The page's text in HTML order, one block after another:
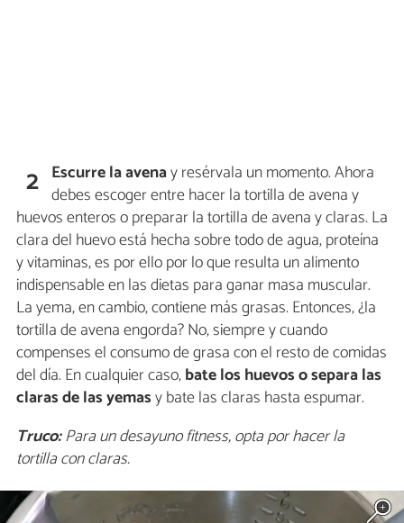
2 Escurre la avenay resérvala un momento. Ahora
debes escoger entre hacer la tortilla de avena y
huevos enteros o preparar la tortilla de avena y claras. La
clara del huevo está hecha sobre todo de agua, proteína
y vitaminas, es por ello por lo que resulta un alimento
indispensable en las dietas para ganar masa muscular.
La yema, en cambio, contiene más grasas. Entonces, ¿la
tortilla de avena engorda? No, siempre y cuando
compenses el consumo de grasa con el resto de comidas
del día. En cualquier caso,bate los huevos o separa las
claras de las yemasy bate las claras hasta espumar.
Truco:Para un desayuno fitness, opta por hacer la
tortilla con claras.